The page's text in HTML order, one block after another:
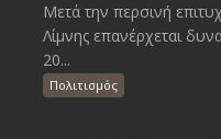
Μετά την περσινή
Λίμνης επανέρχεται
20...
Πολιτισμός